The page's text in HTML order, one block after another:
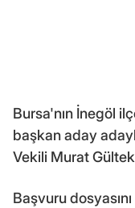
Bursa'nın İnegöl
başkan aday
Vekili Murat
Başvuru